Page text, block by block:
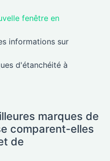
fenêtre en
informations sur
d'étanchéité à
marques de
comparent-elles
de